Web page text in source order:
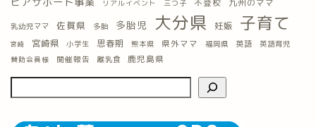
リアルイベント 三つ子 不登校 九州のママ
乳幼児ママ 佐賀県 多胎 多胎児 大分県 妊娠 子育て
宮崎 宮崎県 小学生 思春期 熊本県 県外ママ 福岡県 英語 英語育児
賛助会員様 開催報告 離乳食 鹿児島県